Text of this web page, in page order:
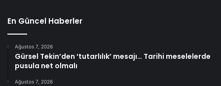
En Güncel Haberler
Ağustos 7, 2026
Gürsel Tekin’den ‘tutarlılık’ mesajı… Tarihi meselelerde
pusula net olmalı
Ağustos 7, 2026